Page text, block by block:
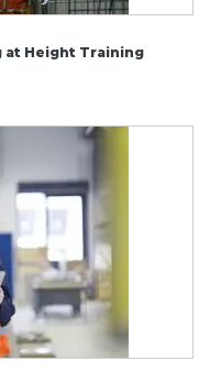
at Height Training